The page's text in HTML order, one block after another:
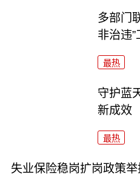
多部门
非治违”
最热
守护蓝
新成效
最热
失业保险稳岗扩岗政策